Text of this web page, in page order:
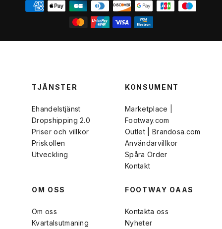
TJÄNSTER
Ehandelstjänst
Dropshipping 2.0
Priser och villkor
Priskollen
Utveckling
KONSUMENT
Marketplace |
Footway.com
Outlet | Brandosa.com
Användarvillkor
Spåra Order
Kontakt
OM OSS
Om oss
Kvartalsutmaning
FOOTWAY OAAS
Kontakta oss
Nyheter